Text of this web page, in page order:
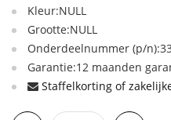
Kleur:NULL
Grootte:NULL
Onderdeelnummer (p/
Garantie:12 maanden
Staffelkorting of